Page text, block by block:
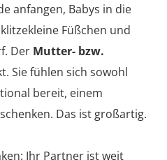
anfangen, Babys in die
Füßchen und
Der Mutter- bzw.
Sie fühlen sich sowohl
bereit, einem
Das ist großartig.
Ihr Partner ist weit